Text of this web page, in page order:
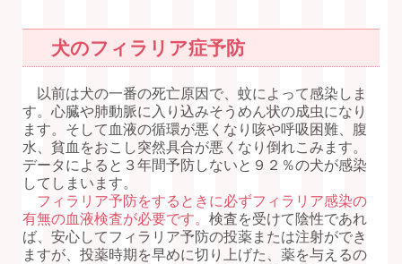
犬のフィラリア症予防
以前は犬の一番の死亡原因で、蚊によって感染しま
す。心臓や肺動脈に入り込みそうめん状の成虫になり
ます。そして血液の循環が悪くなり咳や呼吸困難、腹
水、貧血をおこし突然具合が悪くなり倒れこみます。
データによると３年間予防しないと９２％の犬が感染
してしまいます。
フィラリア予防をするときに必ずフィラリア感染の
有無の血液検査が必要です。 検査を受けて陰性であれ
ば、安心してフィラリア予防の投薬または注射ができ
ますが、投薬時期を早めに切り上げた、薬を与えるの